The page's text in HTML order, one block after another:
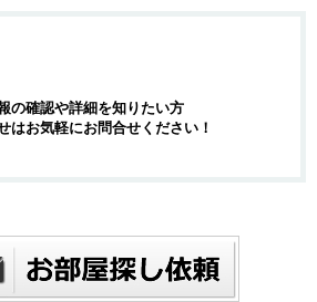
の確認や詳細を知りたい方
はお気軽にお問合せください！